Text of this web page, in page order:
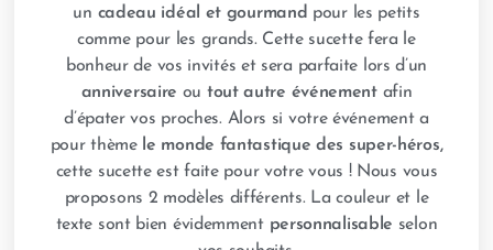
un cadeau idéal et gourmand pour les petits
comme pour les grands. Cette sucette fera le
bonheur de vos invités et sera parfaite lors d’un
anniversaire ou tout autre événement afin
d’épater vos proches. Alors si votre événement a
pour thème le monde fantastique des super-héros,
cette sucette est faite pour votre vous ! Nous vous
proposons 2 modèles différents. La couleur et le
texte sont bien évidemment personnalisable selon